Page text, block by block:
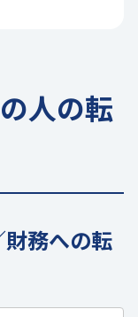
人の転
務への転